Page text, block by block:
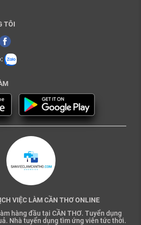
TÔI
VIỆC LÀM CẦN THƠ ONLINE
hàng đầu tại CẦN THƠ. Tuyển dụng
Nhà tuyển dụng tìm ứng viên tức thời.